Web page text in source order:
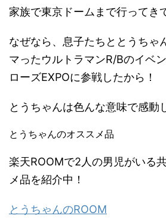
家族で東京ドームまで行ってき
なぜなら、息子たちととうちゃ
マったウルトラマンR/Bのイベ
ローズEXPOに参戦したから！
とうちゃんは色んな意味で感動
とうちゃんのオススメ品
楽天ROOMで2人の男児がいる
メ品を紹介中！
とうちゃんのROOM